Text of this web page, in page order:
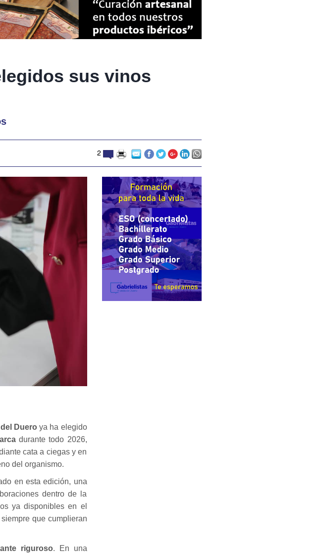
sus vinos
2
del Dueroya ha elegido
durante todo 2026,
cata a ciegas y en
del organismo.
en esta edición, una
dentro de la
ya disponibles en el
que cumplieran
riguroso. En una